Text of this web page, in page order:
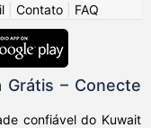
Contato FAQ
Grátis – Conecte
confiável do Kuwait